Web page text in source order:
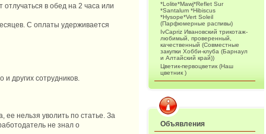
в обед на 2 часа или
С оплаты удерживается
других сотрудников.
нельзя уволить по статье. За
не знал о
*Lolite*Mawj*Reflet Sur
*Santalum *Hibiscus
*Hysope*Vert Soleil
(Парфюмерные распивы)
IvCapriz Ивановский трикотаж-
любимый, проверенный,
качественный (Совместные
закупки Хобби-клуба (Барнаул
и Алтайский край))
Цветик-первоцветик (Наш
цветник )
Объявления